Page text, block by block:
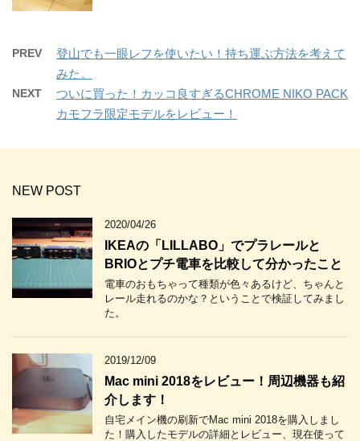
PREV
登山でも一眼レフを使いたい！持ち運ぶ方法を考えて
みた。
NEXT
ついに買った！カッコ良すぎるCHROME NIKO PACK
カモフラ限定モデルをレビュー！
NEW POST
2020/04/26
IKEAの「LILLABO」でプラレールと
BRIOとプチ電車を比較して分かったこと
電車のおもちゃって種類が色々あるけど、ちゃんと
レール走れるのかな？ということで検証してみまし
た。
2019/12/09
Mac mini 2018をレビュー！周辺機器も紹
介します！
自宅メイン機の刷新でMac mini 2018を購入しまし
た！購入したモデルの詳細とレビュー、現在使って